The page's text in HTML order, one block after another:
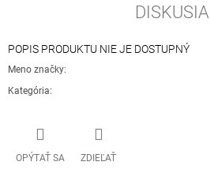
DISKUSIA
POPIS PRODUKTU NIE JE DOSTUPNÝ
Meno značky:
Kategória:
OPÝTAŤ SA ZDIEĽAŤ